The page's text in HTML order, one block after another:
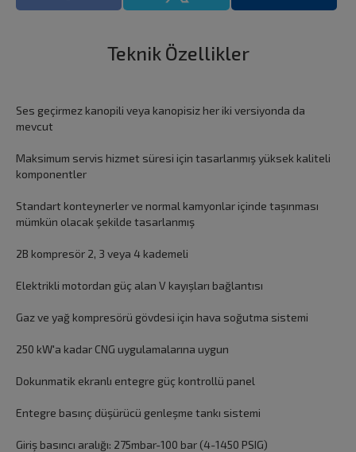
Teknik Özellikler
Ses geçirmez kanopili veya kanopisiz her iki versiyonda da
mevcut
Maksimum servis hizmet süresi için tasarlanmış yüksek kaliteli
komponentler
Standart konteynerler ve normal kamyonlar içinde taşınması
mümkün olacak şekilde tasarlanmış
2B kompresör 2, 3 veya 4 kademeli
Elektrikli motordan güç alan V kayışları bağlantısı
Gaz ve yağ kompresörü gövdesi için hava soğutma sistemi
250 kW'a kadar CNG uygulamalarına uygun
Dokunmatik ekranlı entegre güç kontrollü panel
Entegre basınç düşürücü genleşme tankı sistemi
Giriş basıncı aralığı: 275mbar-100 bar (4-1450 PSIG)